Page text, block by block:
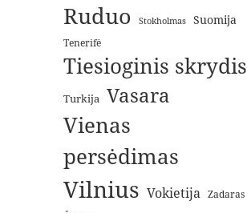
Ruduo Stokholmas Suomija
Tenerifė
Tiesioginis skrydis
Turkija Vasara
Vienas
persėdimas
Vilnius Vokietija Zadaras